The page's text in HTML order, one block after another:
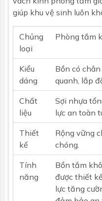
giúp khu vệ sinh luôn
Chủng
loại
Phòng tắm
Kiểu
dáng
Bồn có
quanh, lắp
Chất
liệu
Sợi nhựa
lực an toàn
Thiết
kế
Rộng vững
chóng.
Tính
năng
Bồn tắm
được thiết
lực tăng